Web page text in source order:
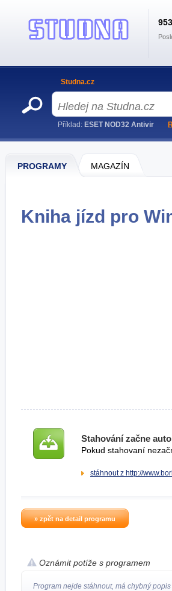
PROGRAMY MAGAZÍN
Kniha jízd pro
Stahování začne
Pokud stahovaní
stáhnout z http://
» zpět na detail programu
Oznámit potíže s programem
Program nejde stáhnout, má chybný
Studna.cz
Příklad: ESET NOD32 Antivir